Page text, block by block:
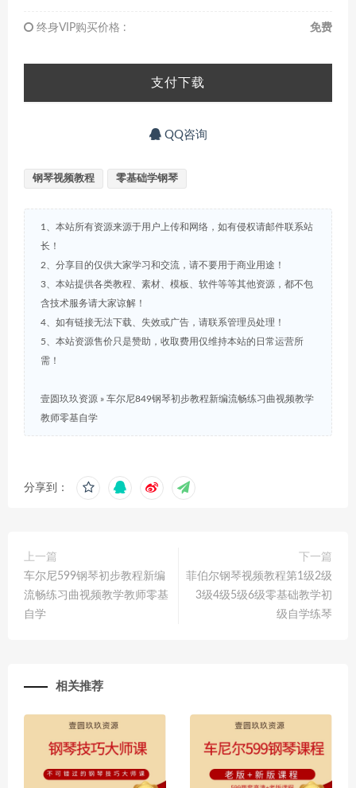
终身VIP购买价格 : 免费
支付下载
QQ咨询
钢琴视频教程 零基础学钢琴
1、本站所有资源来源于用户上传和网络，如有侵权请邮件联系站
长！
2、分享目的仅供大家学习和交流，请不要用于商业用途！
3、本站提供各类教程、素材、模板、软件等等其他资源，都不包
含技术服务请大家谅解！
4、如有链接无法下载、失效或广告，请联系管理员处理！
5、本站资源售价只是赞助，收取费用仅维持本站的日常运营所
需！
壹圆玖玖资源 » 车尔尼849钢琴初步教程新编流畅练习曲视频教学
教师零基自学
分享到：
上一篇
车尔尼599钢琴初步教程新编
流畅练习曲视频教学教师零基
自学
下一篇
菲伯尔钢琴视频教程第1级2级
3级4级5级6级零基础教学初
级自学练琴
相关推荐